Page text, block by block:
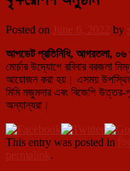
Posted on June 6, 2022 by
আপডেট প্রতিনিধি, আগরতলা,
মোর্চার উদ্যোগে রবিবার বরজলা
আয়োজন করা হয়। এসময় উপস্থিত
মিমি মজুমদার এবং বিজেপি উত্তর-
অন্যান্যরা।
This entry was posted in
permalink.